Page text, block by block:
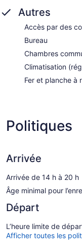
Autres
Accès par des
Bureau
Chambres
Climatisation
Fer et planche à
Politiques
Arrivée
Arrivée de 14 h à 20 h
Âge minimal pour
Départ
L’heure limite de
Afficher toutes les